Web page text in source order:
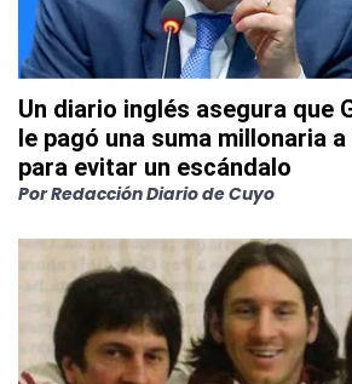
Un diario inglés asegura que
le pagó una suma millonaria
para evitar un escándalo
PorRedacción Diario de Cuyo